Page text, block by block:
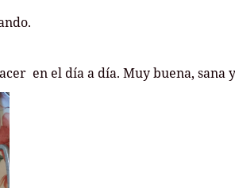
en el día a día. Muy buena, sana